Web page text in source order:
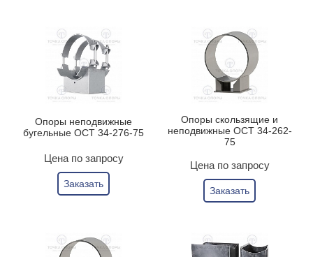
Опоры неподвижные
бугельные ОСТ 34-276-75
Цена по запросу
Заказать
Опоры скользящие и
неподвижные ОСТ 34-262-
75
Цена по запросу
Заказать